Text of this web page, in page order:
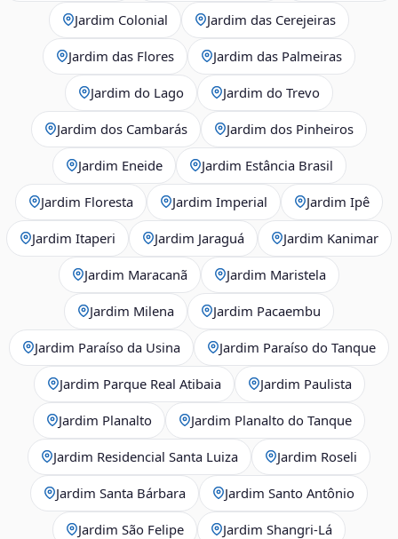
Jardim Colonial Jardim das Cerejeiras
Jardim das Flores Jardim das Palmeiras
Jardim do Lago Jardim do Trevo
Jardim dos Cambarás Jardim dos Pinheiros
Jardim Eneide Jardim Estância Brasil
Jardim Floresta Jardim Imperial Jardim Ipê
Jardim Itaperi Jardim Jaraguá Jardim Kanimar
Jardim Maracanã Jardim Maristela
Jardim Milena Jardim Pacaembu
Jardim Paraíso da Usina Jardim Paraíso do Tanque
Jardim Parque Real Atibaia Jardim Paulista
Jardim Planalto Jardim Planalto do Tanque
Jardim Residencial Santa Luiza Jardim Roseli
Jardim Santa Bárbara Jardim Santo Antônio
Jardim São Felipe Jardim Shangri-Lá